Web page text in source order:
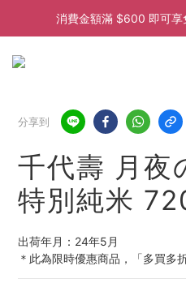
消費金額滿 $600 即可享
消費金額滿 $600 即可享
消費金額滿 $600 即可享
分享到
千代壽 月夜
特別純米
出荷年月：24年5月
＊此為限時優惠商品，「多買多